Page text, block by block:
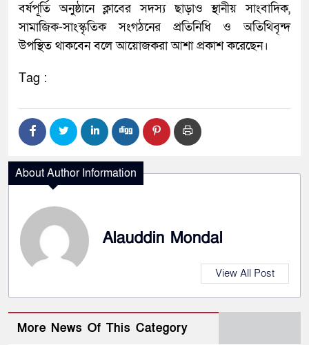
বর্ষপূর্তি অনুষ্ঠানে ক্লাবের সদস্য ছাড়াও স্থানীয় সাংবাদিক,
সামাজিক-সাংস্কৃতিক সংগঠনের প্রতিনিধি ও অতিথিবৃন্দ
উপস্থিত থাকবেন বলে আয়োজকরা আশা প্রকাশ করেছেন।
Tag :
About Author Information
Alauddin Mondal
View All Post
More News Of This Category